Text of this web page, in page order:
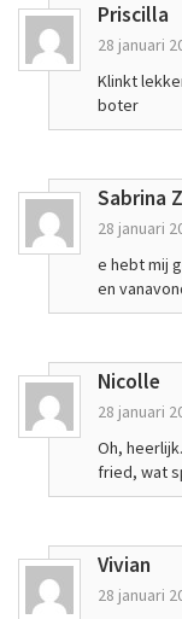
Priscilla
28 januari
Klinkt
boter
Sabrina
28 januari
e hebt mij
en
Nicolle
28 januari
Oh,
fried, wat
Vivian
28 januari